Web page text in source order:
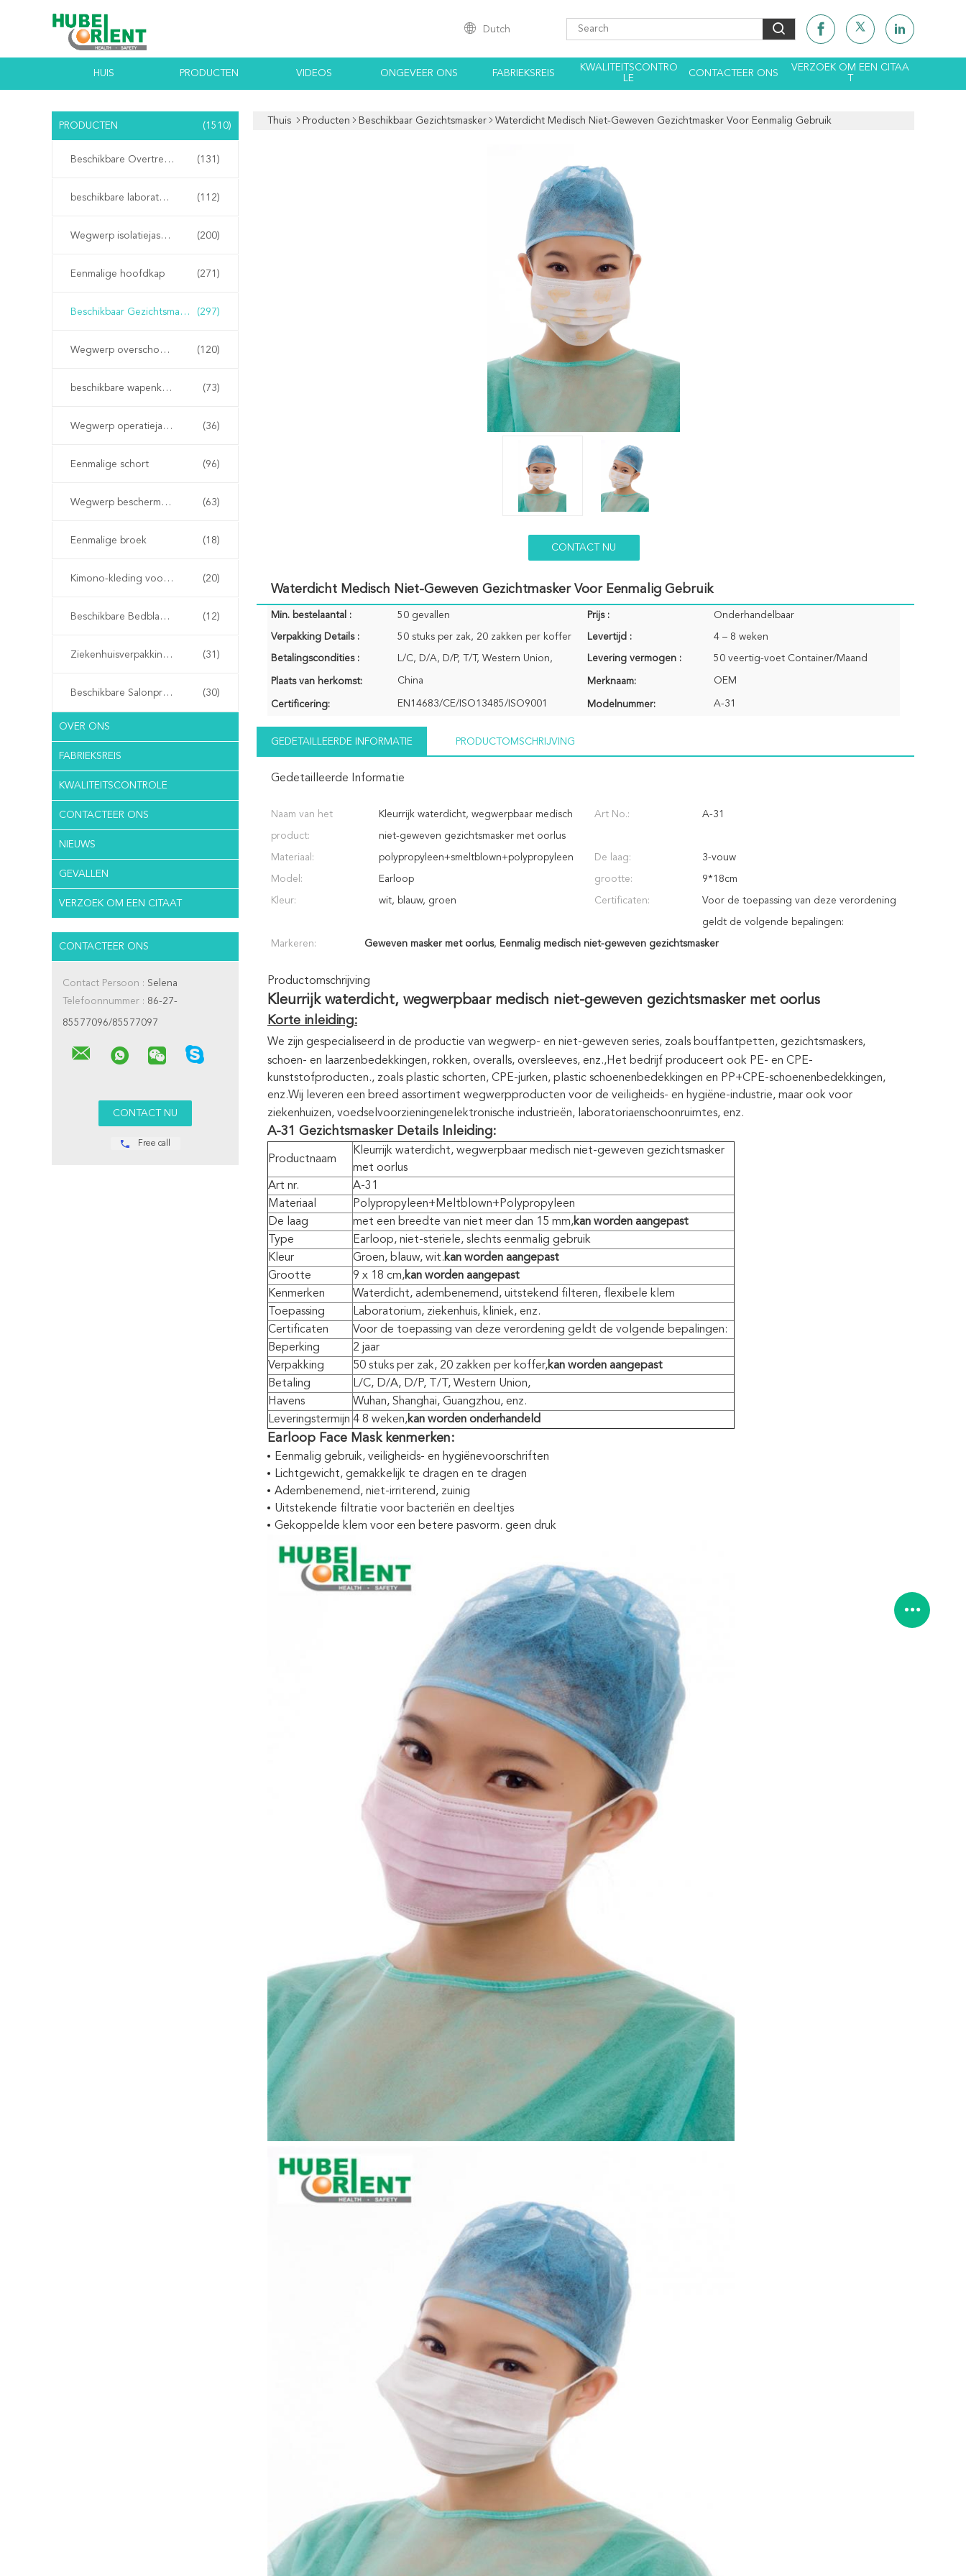
Dutch
HUIS PRODUCTEN VIDEOS ONGEVEER ONS FABRIEKSREIS
KWALITEITSCONTRO
LE
CONTACTEER ONS
VERZOEK OM EEN CITAA
PRODUCTEN (1510)
Beschikbare Overtrekken (131)
beschikbare laboratoriumlagen (112)
Wegwerp isolatiejassen (200)
Eenmalige hoofdkap (271)
Beschikbaar Gezichtsmasker (297)
Wegwerp overschoenen (120)
beschikbare wapenkokers (73)
Wegwerp operatiejassen (36)
Eenmalige schort (96)
Wegwerp beschermende jassen (63)
Eenmalige broek (18)
Kimono-kleding voor eenmalig gebruik (20)
Beschikbare Bedbladen (12)
Ziekenhuisverpakkingen (31)
Beschikbare Salonproducten (30)
OVER ONS
FABRIEKSREIS
KWALITEITSCONTROLE
CONTACTEER ONS
NIEUWS
GEVALLEN
VERZOEK OM EEN CITAAT
CONTACTEER ONS
Contact Persoon : Selena
Telefoonnummer : 86-27-
85577096/85577097
Free call
Thuis Producten Beschikbaar Gezichtsmasker Waterdicht Medisch Niet-Geweven Gezichtmasker Voor Eenmalig Gebruik
CONTACT NU
Waterdicht Medisch Niet-Geweven Gezichtmasker Voor Eenmalig Gebruik
Min. bestelaantal : 50 gevallen Prijs : Onderhandelbaar
Verpakking Details : 50 stuks per zak, 20 zakken per koffer Levertijd : 4 – 8 weken
Betalingscondities : L/C, D/A, D/P, T/T, Western Union, Levering vermogen : 50 veertig-voet Container/Maand
Plaats van herkomst: China Merknaam: OEM
Certificering: EN14683/CE/ISO13485/ISO9001 Modelnummer: A-31
GEDETAILLEERDE INFORMATIE PRODUCTOMSCHRIJVING
Gedetailleerde Informatie
Naam van het
product:
Kleurrijk waterdicht, wegwerpbaar medisch
niet-geweven gezichtsmasker met oorlus
Art No.: A-31
Materiaal: polypropyleen+smeltblown+polypropyleen De laag: 3-vouw
Model: Earloop grootte: 9*18cm
Kleur: wit, blauw, groen Certificaten: Voor de toepassing van deze verordening
geldt de volgende bepalingen:
Markeren: Geweven masker met oorlus, Eenmalig medisch niet-geweven gezichtsmasker
Productomschrijving
Kleurrijk waterdicht, wegwerpbaar medisch niet-geweven gezichtsmasker met oorlus
Korte inleiding:
We zijn gespecialiseerd in de productie van wegwerp- en niet-geweven series, zoals bouffantpetten, gezichtsmaskers,
schoen- en laarzenbedekkingen, rokken, overalls, oversleeves, enz.,Het bedrijf produceert ook PE- en CPE-
kunststofproducten., zoals plastic schorten, CPE-jurken, plastic schoenenbedekkingen en PP+CPE-schoenenbedekkingen,
enz.Wij leveren een breed assortiment wegwerpproducten voor de veiligheids- en hygiëne-industrie, maar ook voor
ziekenhuizen, voedselvoorzieningenelektronische industrieën, laboratoriaenschoonruimtes, enz.
A-31 Gezichtsmasker Details Inleiding:
Productnaam
Kleurrijk waterdicht, wegwerpbaar medisch niet-geweven gezichtsmasker
met oorlus
Art nr.
A-31
Materiaal
Polypropyleen+Meltblown+Polypropyleen
De laag
met een breedte van niet meer dan 15 mm,kan worden aangepast
Type
Earloop, niet-steriele, slechts eenmalig gebruik
Kleur
Groen, blauw, wit.kan worden aangepast
Grootte
9 x 18 cm,kan worden aangepast
Kenmerken
Waterdicht, adembenemend, uitstekend filteren, flexibele klem
Toepassing
Laboratorium, ziekenhuis, kliniek, enz.
Certificaten
Voor de toepassing van deze verordening geldt de volgende bepalingen:
Beperking
2 jaar
Verpakking
50 stuks per zak, 20 zakken per koffer,kan worden aangepast
Betaling
L/C, D/A, D/P, T/T, Western Union,
Havens
Wuhan, Shanghai, Guangzhou, enz.
Leveringstermijn 4 8 weken,kan worden onderhandeld
Earloop Face Mask kenmerken:
Eenmalig gebruik, veiligheids- en hygiënevoorschriften
Lichtgewicht, gemakkelijk te dragen en te dragen
Adembenemend, niet-irriterend, zuinig
Uitstekende filtratie voor bacteriën en deeltjes
Gekoppelde klem voor een betere pasvorm. geen druk